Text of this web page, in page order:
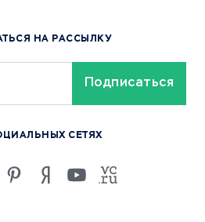
НА РАССЫЛКУ
СЕТЯХ